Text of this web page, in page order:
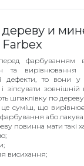
и
фарбуванням
та
дефекти, то вони у
зіпсувати
шпаклівку по
суміш, що
або
повинна мати такі
висихання;